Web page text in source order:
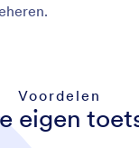
Voordelen
eigen